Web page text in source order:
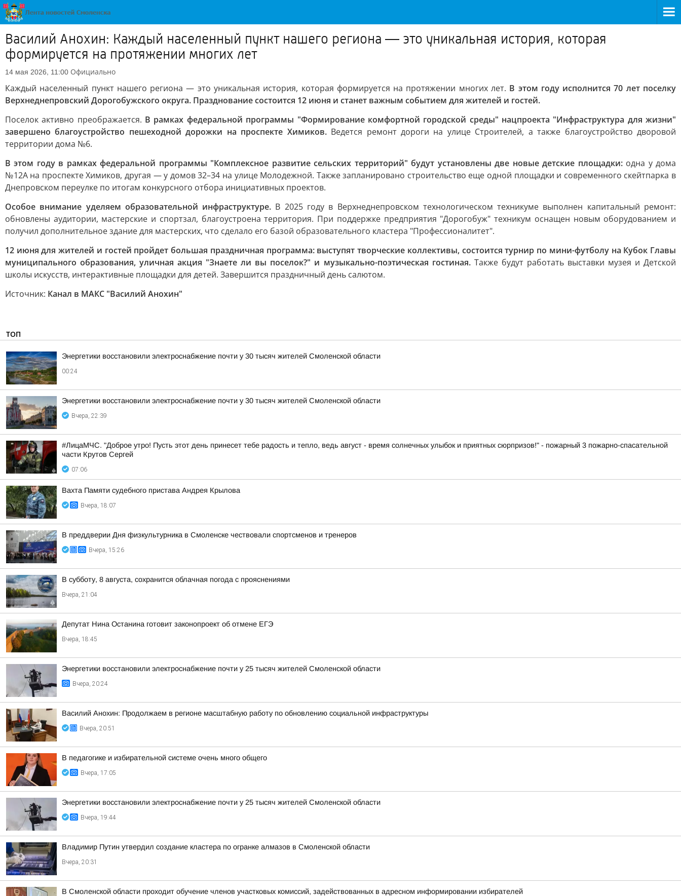
Василий Анохин: Каждый населенный пункт нашего региона — это уникальная история, которая
формируется на протяжении многих лет
14 мая 2026, 11:00 Официально
Каждый населенный пункт нашего региона — это уникальная история, которая формируется на протяжении многих лет. В этом году исполнится 70 лет поселку
Верхнеднепровский Дорогобужского округа. Празднование состоится 12 июня и станет важным событием для жителей и гостей.
Поселок активно преображается. В рамках федеральной программы "Формирование комфортной городской среды" нацпроекта "Инфраструктура для жизни"
завершено благоустройство пешеходной дорожки на проспекте Химиков.Ведется ремонт дороги на улице Строителей, а также благоустройство дворовой
территории дома №6.
В этом году в рамках федеральной программы "Комплексное развитие сельских территорий" будут установлены две новые детские площадки: одна у дома
№12А на проспекте Химиков, другая — у домов 32–34 на улице Молодежной. Также запланировано строительство еще одной площадки и современного скейтпарка в
Днепровском переулке по итогам конкурсного отбора инициативных проектов.
Особое внимание уделяем образовательной инфраструктуре. В 2025 году в Верхнеднепровском технологическом техникуме выполнен капитальный ремонт:
обновлены аудитории, мастерские и спортзал, благоустроена территория. При поддержке предприятия "Дорогобуж" техникум оснащен новым оборудованием и
получил дополнительное здание для мастерских, что сделало его базой образовательного кластера "Профессионалитет".
12 июня для жителей и гостей пройдет большая праздничная программа: выступят творческие коллективы, состоится турнир по мини-футболу на Кубок Главы
муниципального образования, уличная акция "Знаете ли вы поселок?" и музыкально-поэтическая гостиная.Также будут работать выставки музея и Детской
школы искусств, интерактивные площадки для детей. Завершится праздничный день салютом.
Источник: Канал в МАКС "Василий Анохин"
ТОП
Энергетики восстановили электроснабжение почти у 30 тысяч жителей Смоленской области
00:24
Энергетики восстановили электроснабжение почти у 30 тысяч жителей Смоленской области
Вчера, 22:39
#ЛицаМЧС. "Доброе утро! Пусть этот день принесет тебе радость и тепло, ведь август - время солнечных улыбок и приятных сюрпризов!" - пожарный 3 пожарно-спасательной
части Крутов Сергей
07:06
Вахта Памяти судебного пристава Андрея Крылова
Вчера, 18:07
В преддверии Дня физкультурника в Смоленске чествовали спортсменов и тренеров
Вчера, 15:26
В субботу, 8 августа, сохранится облачная погода с прояснениями
Вчера, 21:04
Депутат Нина Останина готовит законопроект об отмене ЕГЭ
Вчера, 18:45
Энергетики восстановили электроснабжение почти у 25 тысяч жителей Смоленской области
Вчера, 20:24
Василий Анохин: Продолжаем в регионе масштабную работу по обновлению социальной инфраструктуры
Вчера, 20:51
В педагогике и избирательной системе очень много общего
Вчера, 17:05
Энергетики восстановили электроснабжение почти у 25 тысяч жителей Смоленской области
Вчера, 19:44
Владимир Путин утвердил создание кластера по огранке алмазов в Смоленской области
Вчера, 20:31
В Смоленской области проходит обучение членов участковых комиссий, задействованных в адресном информировании избирателей